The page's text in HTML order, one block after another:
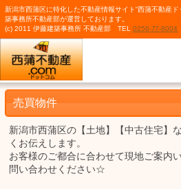
新潟市西蒲区に特化した不動産情報サイト“西蒲不動産
築事務所不動産部が運営しております。
(c) 2011 伊藤建築事務所 不動産部 TEL 0256-77-8004
売買物件
新潟市西蒲区の【土地】【中古住宅】
くお伝えします。
お客様のご都合に合わせて現地ご案内
問い合わせください☆